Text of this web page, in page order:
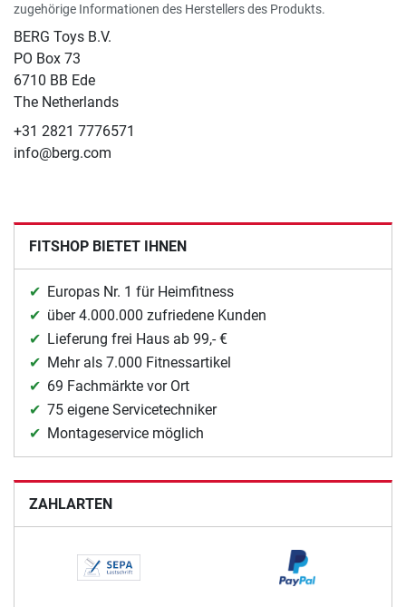
zugehörige Informationen des Herstellers des Produkts.
BERG Toys B.V.
​PO Box 73
6710 BB Ede
The Netherlands
+31 2821 7776571
info@berg.com
FITSHOP BIETET IHNEN
Europas Nr. 1 für Heimfitness
über 4.000.000 zufriedene Kunden
Lieferung frei Haus ab 99,- €
Mehr als 7.000 Fitnessartikel
69 Fachmärkte vor Ort
75 eigene Servicetechniker
Montageservice möglich
ZAHLARTEN